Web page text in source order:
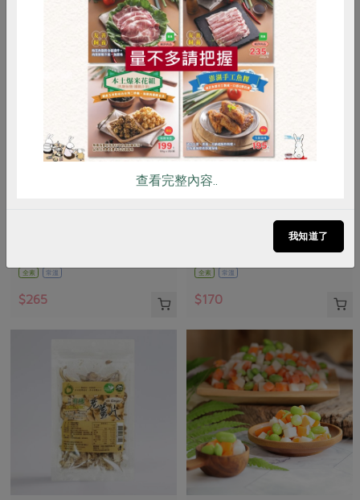
全素 常溫
$265
維聖發企業有限公司
全素 常溫
$170
RPET 食譜 減硝酸鹽
雞蛋 食安 共同購買
查看完整內容..
我知道了